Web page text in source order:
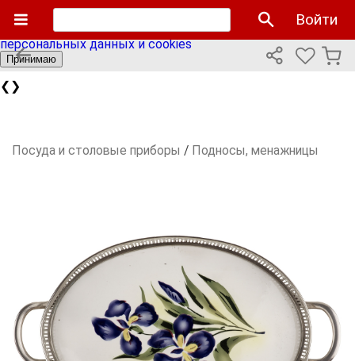
Мы используем cookies файлы для улучшения работы
сайта и персонализации. Продолжая пользоваться сайтом
вы соглашаетесь с нашейполитикой использования
персональных данных и cookies
Принимаю
❮ ❯
Войти
Посуда и столовые приборы / Подносы, менажницы